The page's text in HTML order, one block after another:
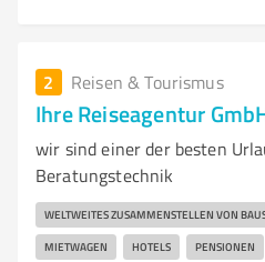
2 Reisen & Tourismus
Ihre Reiseagentur
wir sind einer der besten
Beratungstechnik
WELTWEITES ZUSAMMENSTELLEN VON
MIETWAGEN HOTELS PENSIONEN